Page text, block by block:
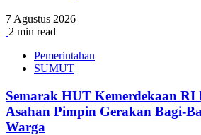
7 Agustus 2026
2 min read
Pemerintahan
SUMUT
Semarak HUT Kemerdekaan RI
Asahan Pimpin Gerakan Bagi-
Warga